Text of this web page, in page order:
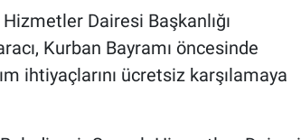
Dairesi Başkanlığı
Kurban Bayramı öncesinde
ihtiyaçlarını ücretsiz karşılamaya